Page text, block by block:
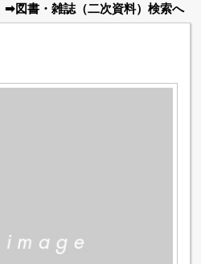
➡図書・雑誌（二次資料） 検索へ